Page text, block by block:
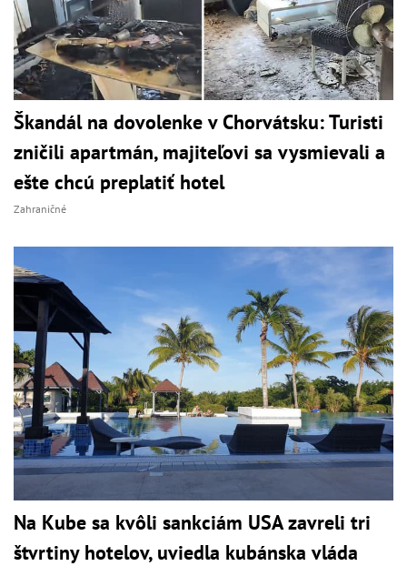
Škandál na dovolenke v Chorvátsku: Turisti
zničili apartmán, majiteľovi sa vysmievali a
ešte chcú preplatiť hotel
Zahraničné
Na Kube sa kvôli sankciám USA zavreli tri
štvrtiny hotelov, uviedla kubánska vláda